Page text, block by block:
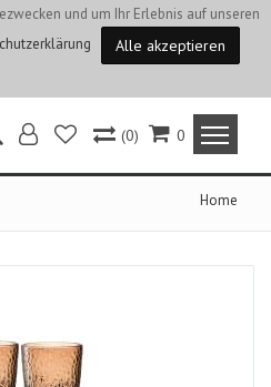
und um Ihr Erlebnis auf unseren
Alle akzeptieren
0
(0)
Home